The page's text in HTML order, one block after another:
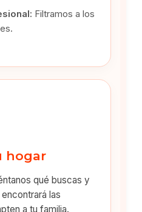
Filtramos a los
hogar
qué buscas y
las
a tu familia.